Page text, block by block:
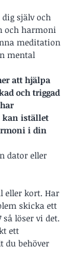
själv och
och harmoni
meditation
mental
att hjälpa
och triggad
kan istället
i din
dator eller
eller kort. Har
skicka ett
så löser vi det.
ett
du behöver